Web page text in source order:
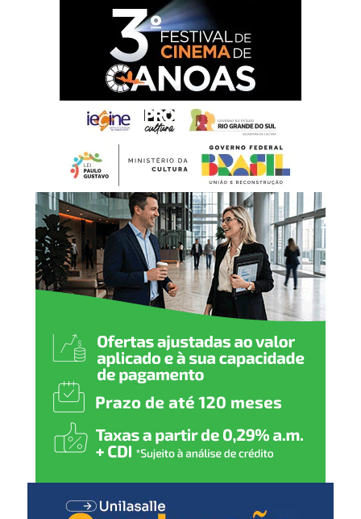
Durante sua atuação como prefeito de São Gabriel,
Rossano esteve à frente de projetos nas áreas de
educação, saúde, habitação e desenvolvimento
econômico. Entre as iniciativas citadas estão a adoção do
Piso Nacional do Magistério, ações de modernização
pedagógica, a criação do Pronto Atendimento 24 Horas,
unidades de saúde e programas habitacionais, além de
medidas voltadas aos setores industrial e do agronegócio.
Em nota publicada nas redes sociais, o ex-secretário
informou que comunicou a decisão ao prefeito de
Canoas, Airton Souza, e que passará a atuar na
coordenação da campanha de Luciano Zucco.
“Estarei fazendo parte da
coordenação da campanha
ao Palácio Piratini, o que
vai exigir que eu me afaste
das minhas funções na
Secretaria Municipal de
Relações Institucionais do
governo canoense”,
declarou.